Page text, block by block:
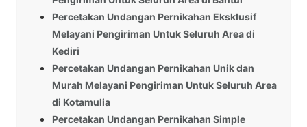
Percetakan Undangan Pernikahan Eksklusif
Melayani Pengiriman Untuk Seluruh Area di
Kediri
Percetakan Undangan Pernikahan Unik dan
Murah Melayani Pengiriman Untuk Seluruh Area
di Kotamulia
Percetakan Undangan Pernikahan Simple